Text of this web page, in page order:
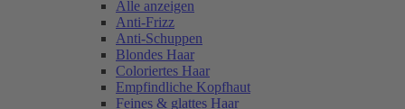
Alle anzeigen
Anti-Frizz
Anti-Schuppen
Blondes Haar
Coloriertes Haar
Empfindliche Kopfhaut
Feines & glattes Haar